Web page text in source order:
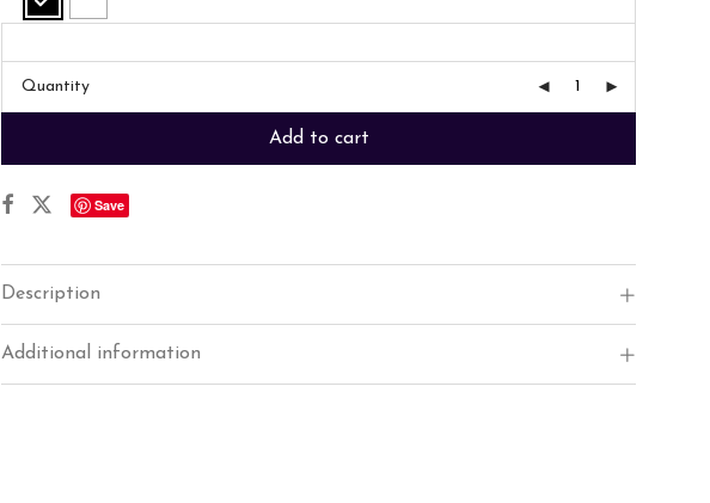
Quantity
Add to cart
Save
Description
Additional information